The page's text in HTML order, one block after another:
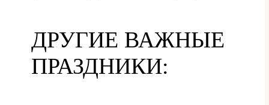
ДРУГИЕ ВАЖНЫЕ
ПРАЗДНИКИ: